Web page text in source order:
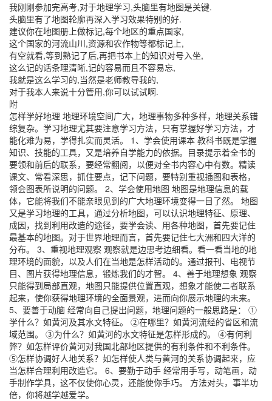
我刚刚参加完高考,对于地理学习,头脑里有地图是关键.
头脑里有了地图轮廓再深入学习效果特别的好.
建议你在地图册上做标记,每个地区的重点国家,
这个国家的河流山川,资源和农作物等都标记上,
有空就看,等到熟记了后,再把书本上的知识对号入坐,
这么记的话条理清晰,记的容易而且不容易忘,
我就是这么学习的,当然是老师教导我的,
对于我本人来说十分管用,你可以试试啊.
附
怎样学好地理 地理环境空间广大，地理事物多种多样，地理关系错
综复杂。学习地理尤其要注意学习方法，只有掌握好学习方法，才
能化难为易，学得扎实而灵活。 1、学会使用课本 教科书既是掌握
知识、技能的工具，又是培养自学能力的依据。目录提示着全书的
要领和前后的联系，要经常翻阅，以便对全书内容心中有数。精读
课文、常看深思，抓住要点，记下问题，要特别重视插图和表格，
领会图表所说明的问题。 2、学会使用地图 地图是地理信息的载
体，它能将我们不能亲眼见到的广大地理环境变得一目了然。 地图
又是学习地理的工具，通过分析地图，可以认识地理特征、原理、
成因，找到利用改造的途径，要学会读、用各种地图，首先要记住
最基本的地图。对于世界地理而言，首先要记住七大洲和四大洋的
分布。 3、重视地理观察 观察就是边思考边细看。看一看当地的地
理环境的面貌，以及人们在当地是怎样活动的。通过报刊、电视节
目、图片获得地理信息，锻炼我们的才智。 4、善于地理想象 观察
只能得到局部直观，地图只能提供位置直观，想象才能使二者联系
起来，使你获得地理环境的全面景观，进而向你展示地理的未来。
5、要善于动脑 经常向自己提出问题，地理问题的一般思路是： ①
学什么？如黄河及其水文特征。 ②在哪里？如黄河流经的省区和流
域范围。 ③为什么？如黄河的水文特征是怎样形成的。 ④有何利
弊？如怎样评价黄河对我国北部地区提供的有利条件和不利条件。
⑤怎样协调好人地关系？如怎样使人类与黄河的关系协调起来，应
当怎样合理利用改造它。 6、要勤于动手 经常用手写，动笔画，动
手制作学具，这不仅使你心灵，还能使你手巧。 方法对头，事半功
倍，你将越学越爱学。